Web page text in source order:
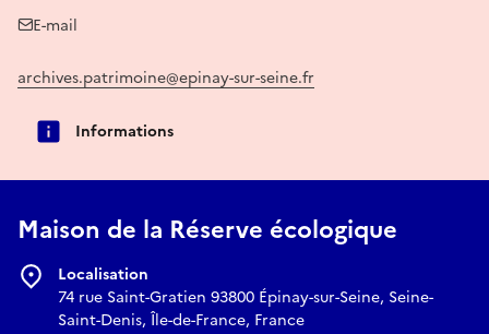
E-mail
archives.patrimoine@epinay-sur-seine.fr
Informations
Maison de la Réserve écologique
Localisation
74 rue Saint-Gratien 93800 Épinay-sur-Seine, Seine-
Saint-Denis, Île-de-France, France